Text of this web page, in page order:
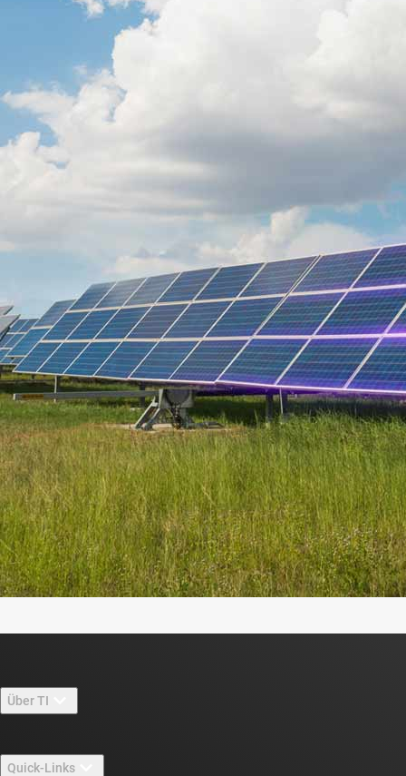
Über TI
Quick-Links